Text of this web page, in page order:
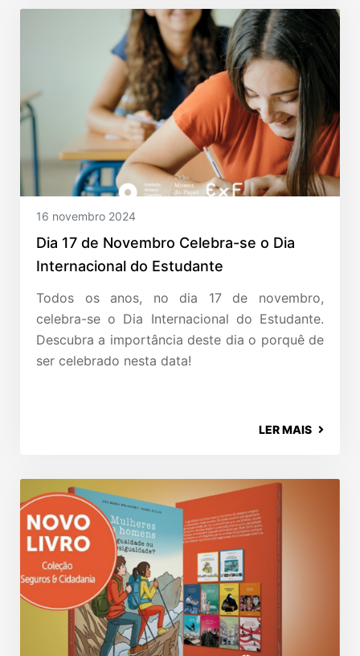
16 novembro 2024
Dia 17 de Novembro Celebra-se o Dia
Internacional do Estudante
Todos os anos, no dia 17 de novembro,
celebra-se o Dia Internacional do Estudante.
Descubra a importância deste dia o porquê de
ser celebrado nesta data!
LER MAIS